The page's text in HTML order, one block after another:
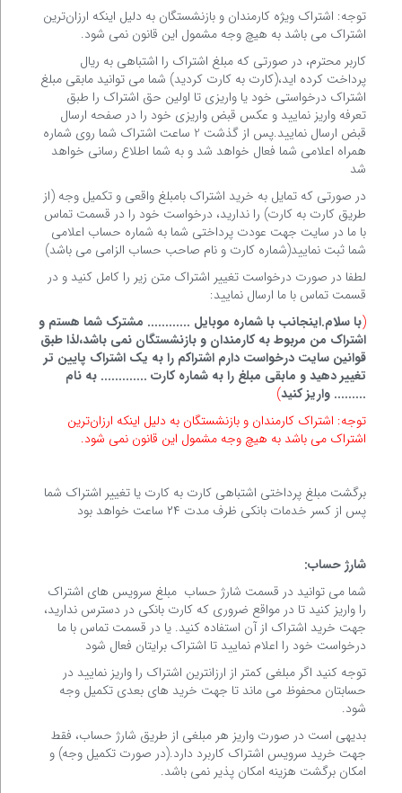
توجه: اشتراک ویژه کارمندان و بازنشستگان به دلیل اینکه ارزان‌ترین
اشتراک می باشد به هیچ وجه مشمول این قانون نمی شود.
کاربر محترم، در صورتی که مبلغ اشتراک را اشتباهی به ریال
پرداخت کرده اید،(کارت به کارت کردید) شما می توانید مابقی مبلغ
اشتراک درخواستی خود یا واریزی تا اولین حق اشتراک را طبق
تعرفه واریز نمایید و عکس قبض واریزی خود را در صفحه ارسال
قبض ارسال نمایید.پس از گذشت 2 ساعت اشتراک شما روی شماره
همراه اعلامی شما فعال خواهد شد و به شما اطلاع رسانی خواهد
شد
در صورتی که تمایل به خرید اشتراک بامبلغ واقعی و تکمیل وجه (از
طریق کارت به کارت) را ندارید، درخواست خود را در قسمت تماس
با ما در سایت جهت عودت پرداختی شما به شماره حساب اعلامی
شما ثبت نمایید(شماره کارت و نام صاحب حساب الزامی می باشد)
لطفا در صورت درخواست تغییر اشتراک متن زیر را کامل کنید و در
قسمت تماس با ما ارسال نمایید:
(با سلام.اینجانب با شماره موبایل ............ مشترک شما هستم و
اشتراک من مربوط به کارمندان و بازنشستگان نمی باشد،لذا طبق
قوانین سایت درخواست دارم اشتراکم را به یک اشتراک پایین تر
تغییر دهید و مابقی مبلغ را به شماره کارت ............. به نام
......... واریز کنید)
توجه: اشتراک کارمندان و بازنشستگان به دلیل اینکه ارزان‌ترین
اشتراک می باشد به هیچ وجه مشمول این قانون نمی شود.
برگشت مبلغ پرداختی اشتباهی کارت به کارت یا تغییر اشتراک شما
پس از کسر خدمات بانکی ظرف مدت ۲۴ ساعت خواهد بود
شارژ حساب:
شما می توانید در قسمت شارژ حساب مبلغ سرویس های اشتراک
را واریز کنید تا در مواقع ضروری که کارت بانکی در دسترس ندارید،
جهت خرید اشتراک از آن استفاده کنید. یا در قسمت تماس با ما
درخواست خود را اعلام نمایید تا اشتراک برایتان فعال شود
توجه کنید اگر مبلغی کمتر از ارزانترین اشتراک را واریز نمایید در
حسابتان محفوظ می ماند تا جهت خرید های بعدی تکمیل وجه
شود.
بدیهی است در صورت واریز هر مبلغی از طریق شارژ حساب، فقط
جهت خرید سرویس اشتراک کاربرد دارد.(در صورت تکمیل وجه) و
امکان برگشت هزینه امکان پذیر نمی باشد.